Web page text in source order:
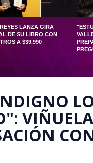
LANZA GIRA
DE SU LIBRO CON
A $39.990
VIÑUELA